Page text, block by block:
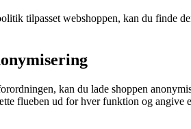
tilpasset webshoppen, kan du finde
kan du lade shoppen
flueben ud for hver funktion og angive